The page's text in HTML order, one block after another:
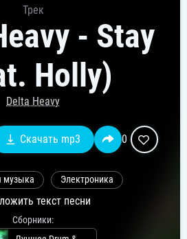
Трек
- Stay
Holly)
Delta Heavy
Скачать mp3 0
музыка Электроника
текст песни
Сборники: